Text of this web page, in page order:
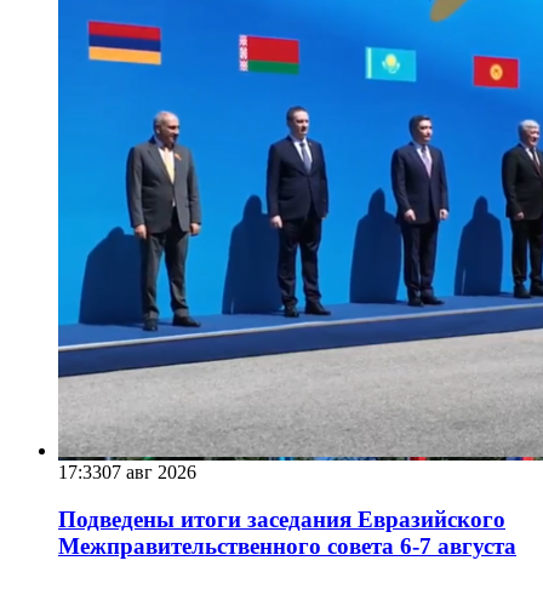
17:3307 авг 2026
Подведены итоги заседания Евразийского
Межправительственного совета 6-7 августа